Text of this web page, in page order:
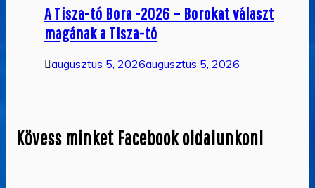
A Tisza-tó Bora -2026 – Borokat választ
magának a Tisza-tó
augusztus 5, 2026augusztus 5, 2026
Kövess minket Facebook oldalunkon!